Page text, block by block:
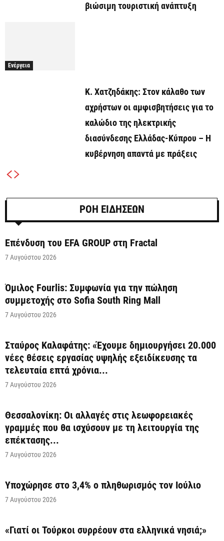
βιώσιμη τουριστική ανάπτυξη
Ενέργεια
Κ. Χατζηδάκης: Στον κάλαθο των
αχρήστων οι αμφισβητήσεις για το
καλώδιο της ηλεκτρικής
διασύνδεσης Ελλάδας-Κύπρου – Η
κυβέρνηση απαντά με πράξεις
ΡΟΗ ΕΙΔΗΣΕΩΝ
Επένδυση του EFA GROUP στη Fractal
7 Αυγούστου 2026
Όμιλος Fourlis: Συμφωνία για την πώληση
συμμετοχής στο Sofia South Ring Mall
7 Αυγούστου 2026
Σταύρος Καλαφάτης: «Έχουμε δημιουργήσει 20.000
νέες θέσεις εργασίας υψηλής εξειδίκευσης τα
τελευταία επτά χρόνια...
7 Αυγούστου 2026
Θεσσαλονίκη: Οι αλλαγές στις λεωφορειακές
γραμμές που θα ισχύσουν με τη λειτουργία της
επέκτασης...
7 Αυγούστου 2026
Υποχώρησε στο 3,4% ο πληθωρισμός τον Ιούλιο
7 Αυγούστου 2026
«Γιατί οι Τούρκοι συρρέουν στα ελληνικά νησιά;»